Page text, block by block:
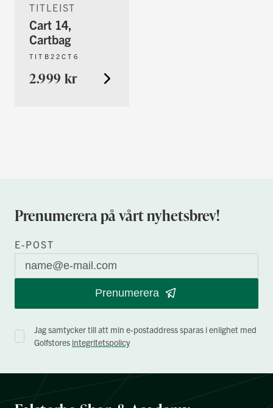
TITLEIST
Cart 14,
Cartbag
TITB22CT6
2.999 kr
Prenumerera på vårt nyhetsbrev!
E-POST
Prenumerera
Jag samtycker till att min e-postaddress sparas i enlighet med
Golfstores integritetspolicy